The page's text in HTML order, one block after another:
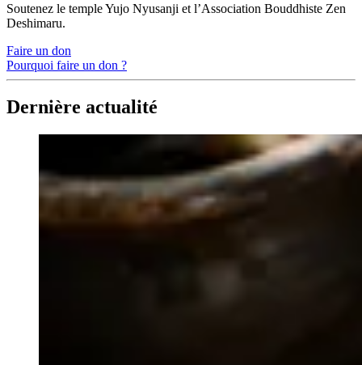
Soutenez le temple Yujo Nyusanji et l’Association Bouddhiste Zen
Deshimaru.
Faire un don
Pourquoi faire un don ?
Dernière actualité